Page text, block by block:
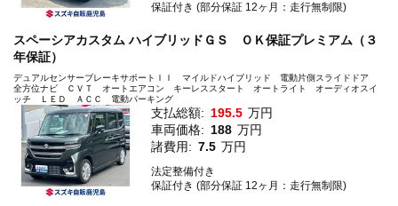
保証付き (部分保証 12ヶ月：走行無制限)
スペーシアカスタム ハイブリッドＧＳ ＯＫ保証プレミアム（３
年保証）
デュアルセンサーブレーキサポートＩＩ マイルドハイブリッド 電動片側スライドドア
全方位ナビ ＣＶＴ オートエアコン キーレススタート オートライト オーディオスイ
ッチ ＬＥＤ ＡＣＣ 電動パーキング
支払総額: 195.5 万円
車両価格: 188 万円
諸費用: 7.5 万円
法定整備付き
保証付き (部分保証 12ヶ月：走行無制限)